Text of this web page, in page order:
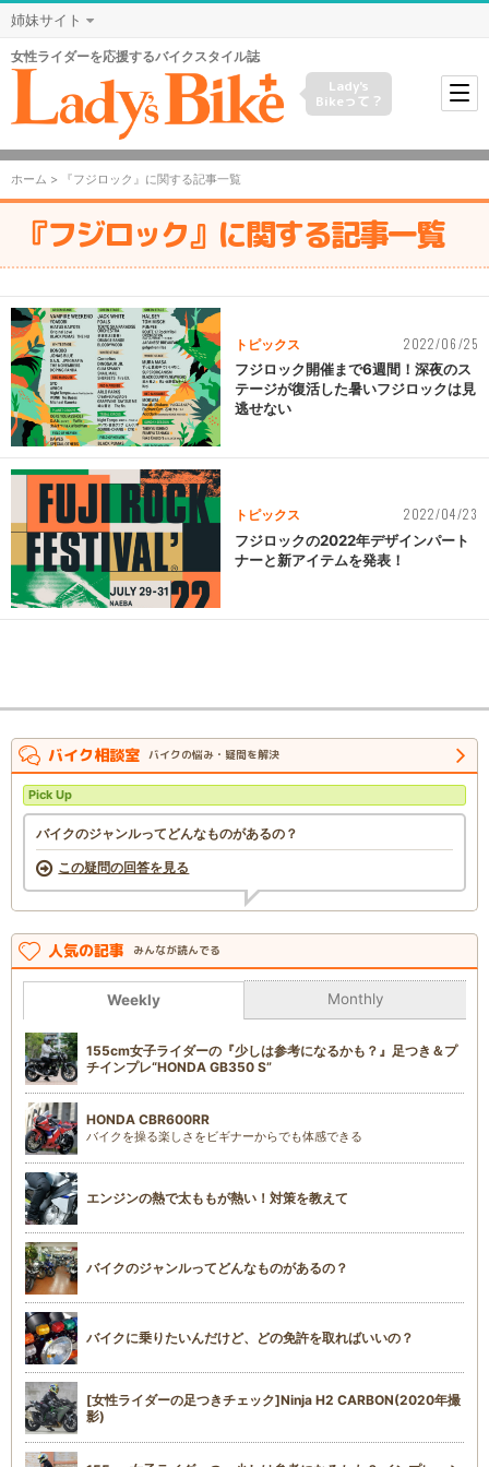
姉妹サイト
女性ライダーを応援するバイクスタイル誌
Lady's
Bikeって？
ホーム > 『フジロック』に関する記事一覧
『フジロック』に関する記事一覧
トピックス 2022/06/25
フジロック開催まで6週間！深夜のス
テージが復活した暑いフジロックは見
逃せない
トピックス 2022/04/23
フジロックの2022年デザインパート
ナーと新アイテムを発表！
バイク相談室 バイクの悩み・疑問を解決
Pick Up
バイクのジャンルってどんなものがあるの？
この疑問の回答を見る
人気の記事 みんなが読んでる
Weekly Monthly
155cm女子ライダーの『少しは参考になるかも？』足つき＆プ
チインプレ“HONDA GB350 S”
HONDA CBR600RR
バイクを操る楽しさをビギナーからでも体感できる
エンジンの熱で太ももが熱い！対策を教えて
バイクのジャンルってどんなものがあるの？
バイクに乗りたいんだけど、どの免許を取ればいいの？
[女性ライダーの足つきチェック]Ninja H2 CARBON(2020年撮
影)